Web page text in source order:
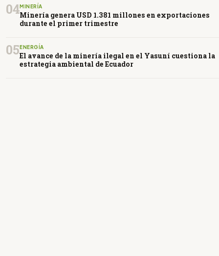
04MINERÍA
Minería genera USD 1.381 millones en exportaciones
durante el primer trimestre
05 ENERGÍA
El avance de la minería ilegal en el Yasuní cuestiona la
estrategia ambiental de Ecuador